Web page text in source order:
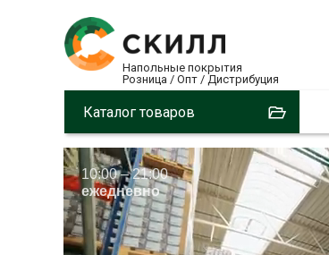
Напольные покрытия
Розница / Опт / Дистрибуция
Каталог товаров
10:00 – 21:00
ежедневно